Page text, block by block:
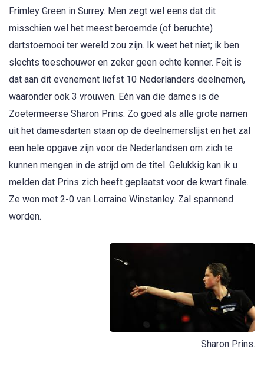
Frimley Green in Surrey. Men zegt wel eens dat dit
misschien wel het meest beroemde (of beruchte)
dartstoernooi ter wereld zou zijn. Ik weet het niet; ik ben
slechts toeschouwer en zeker geen echte kenner. Feit is
dat aan dit evenement liefst 10 Nederlanders deelnemen,
waaronder ook 3 vrouwen. Eén van die dames is de
Zoetermeerse Sharon Prins. Zo goed als alle grote namen
uit het damesdarten staan op de deelnemerslijst en het zal
een hele opgave zijn voor de Nederlandsen om zich te
kunnen mengen in de strijd om de titel. Gelukkig kan ik u
melden dat Prins zich heeft geplaatst voor de kwart finale.
Ze won met 2-0 van Lorraine Winstanley. Zal spannend
worden.
Sharon Prins.